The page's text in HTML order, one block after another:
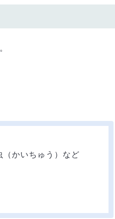
（かいちゅう）など